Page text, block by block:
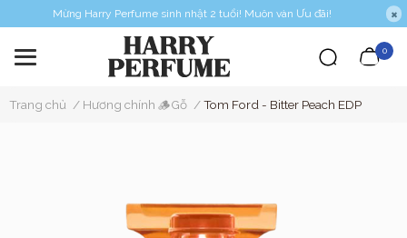
Mừng Harry Perfume sinh nhật 2 tuổi! Muôn vàn Ưu đãi!
0
Trang chủ / Hương chính 🪵Gỗ /Tom Ford - Bitter Peach EDP